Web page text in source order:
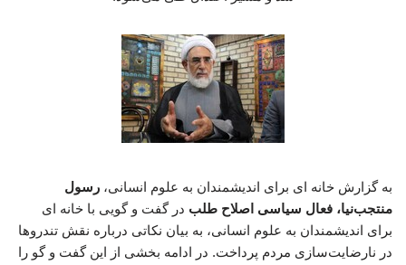
به گزارش خانه ای برای اندیشمندان به علوم انسانی، رسول
منتجب‌نیا، فعال سیاسی اصلاح طلب در گفت و گویی با خانه ای
برای اندیشمندان به علوم انسانی، به بیان نکاتی درباره نقش تندروها
در نارضایت‌سازی مردم پرداخت. در ادامه بخشی از این گفت و گو را